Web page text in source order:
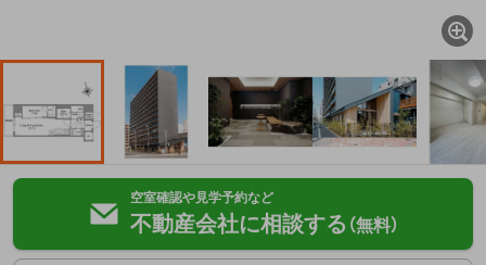
空室確認や見学予約など
不動産会社に相談する （無料）